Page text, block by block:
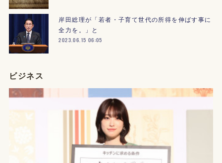
岸田総理が「若者・子育て世代の所得を伸ばす事に
全力を。」と
2023.06.15 06:05
ビジネス